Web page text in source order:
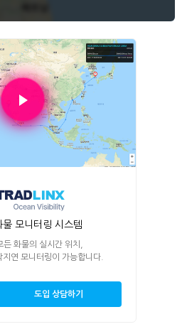
물 모니터링 시스템
든 화물의 실시간 위치,
연 모니터링이 가능합니다.
도입 상담하기